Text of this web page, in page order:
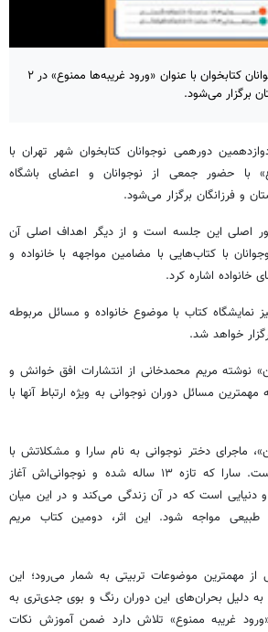
دوازدهمین دورهمی نوجوانان کتابخوان با عنوان «ورود غریبه‌ها ممنوع» در ۲
برگزار می‌شود.
دورهمی نوجوانان کتابخوان شهر تهران با
با حضور جمعی از نوجوانان و اعضای باشگاه
و فرزانگان برگزار می‌شود.
اصلی این جلسه است و از دیگر اهداف اصلی آن
با کتاب‌هایی با مضامین مواجهه با خانواده و
خانواده اشاره کرد.
نمایشگاه کتاب با موضوع خانواده و مسائل مربوطه
خواهد شد.
نوشته مریم محمدخانی از انتشارات افق خوانش و
مسائل دوران نوجوانی به ویژه ارتباط آنها با
ماجرای دختر نوجوانی به نام سارا و مشکلاتش با
خانواده و دنیای اطرافش است. سارا که تازه ۱۳ ساله شده و نوجوانی‌اش آغاز
دنیایی است که در آن زندگی می‌کند و در این میان
طبیعی مواجه شود. این اثر، دومین کتاب مریم
از مهمترین موضوعات تربیتی به شمار می‌رود؛ این
به دلیل بحران‌های این دوران رنگ و بوی جدی‌تری به
غریبه ممنوع» تلاش دارد ضمن آموزش نکات